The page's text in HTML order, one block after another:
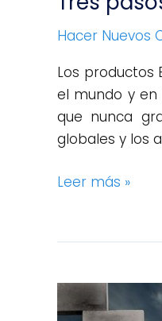
Hacer Nuevos
Los productos
el mundo y en
que nunca
globales y los
Leer más »
Sencillos
pasos